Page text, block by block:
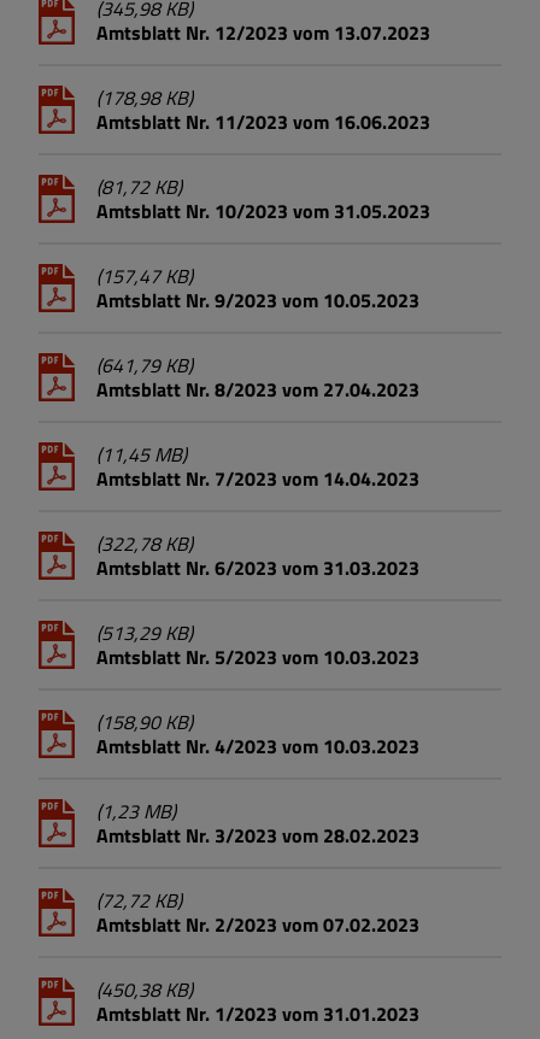
(345,98 KB)
Amtsblatt Nr. 12/2023 vom 13.07.2023
(178,98 KB)
Amtsblatt Nr. 11/2023 vom 16.06.2023
(81,72 KB)
Amtsblatt Nr. 10/2023 vom 31.05.2023
(157,47 KB)
Amtsblatt Nr. 9/2023 vom 10.05.2023
(641,79 KB)
Amtsblatt Nr. 8/2023 vom 27.04.2023
(11,45 MB)
Amtsblatt Nr. 7/2023 vom 14.04.2023
(322,78 KB)
Amtsblatt Nr. 6/2023 vom 31.03.2023
(513,29 KB)
Amtsblatt Nr. 5/2023 vom 10.03.2023
(158,90 KB)
Amtsblatt Nr. 4/2023 vom 10.03.2023
(1,23 MB)
Amtsblatt Nr. 3/2023 vom 28.02.2023
(72,72 KB)
Amtsblatt Nr. 2/2023 vom 07.02.2023
(450,38 KB)
Amtsblatt Nr. 1/2023 vom 31.01.2023